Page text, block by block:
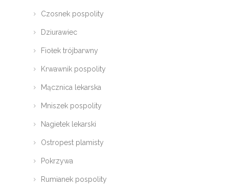
Czosnek pospolity
Dziurawiec
Fiołek trójbarwny
Krwawnik pospolity
Mącznica lekarska
Mniszek pospolity
Nagietek lekarski
Ostropest plamisty
Pokrzywa
Rumianek pospolity